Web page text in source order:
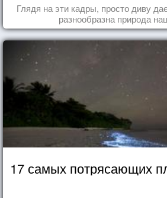
Глядя на эти кадры, просто диву
разнообразна природа
17 самых потрясающих